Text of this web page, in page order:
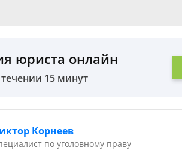
юриста онлайн
15 минут
Корнеев
по уголовному праву